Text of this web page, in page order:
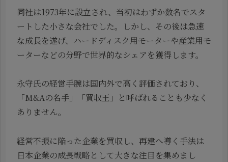
同社は1973年に設立され、当初はわずか数名でスタ
ートした小さな会社でした。しかし、その後は急速
な成長を遂げ、ハードディスク用モーターや産業用モ
ーターなどの分野で世界的なシェアを獲得します。
永守氏の経営手腕は国内外で高く評価されており、
「M&Aの名手」「買収王」と呼ばれることも少なく
ありません。
経営不振に陥った企業を買収し、再建へ導く手法は
日本企業の成長戦略として大きな注目を集めまし